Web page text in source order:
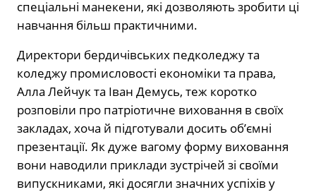
спеціальні манекени, які дозволяють зробити ці
навчання більш практичними.
Директори бердичівських педколеджу та
коледжу промисловості економіки та права,
Алла Лейчук та Іван Демусь, теж коротко
розповіли про патріотичне виховання в своїх
закладах, хоча й підготували досить об’ємні
презентації. Як дуже вагому форму виховання
вони наводили приклади зустрічей зі своїми
випускниками, які досягли значних успіхів у